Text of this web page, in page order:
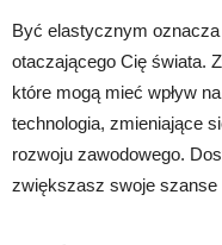
Być elastycznym
otaczającego Cię świata.
które mogą mieć wpływ
technologia, zmieniające
rozwoju zawodowego.
zwiększasz swoje szanse